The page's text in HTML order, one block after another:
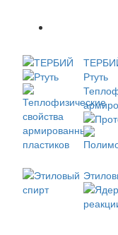
Ртуть